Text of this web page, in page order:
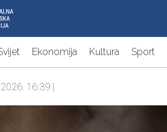
Ekonomija Kultura Sport
16:39 |